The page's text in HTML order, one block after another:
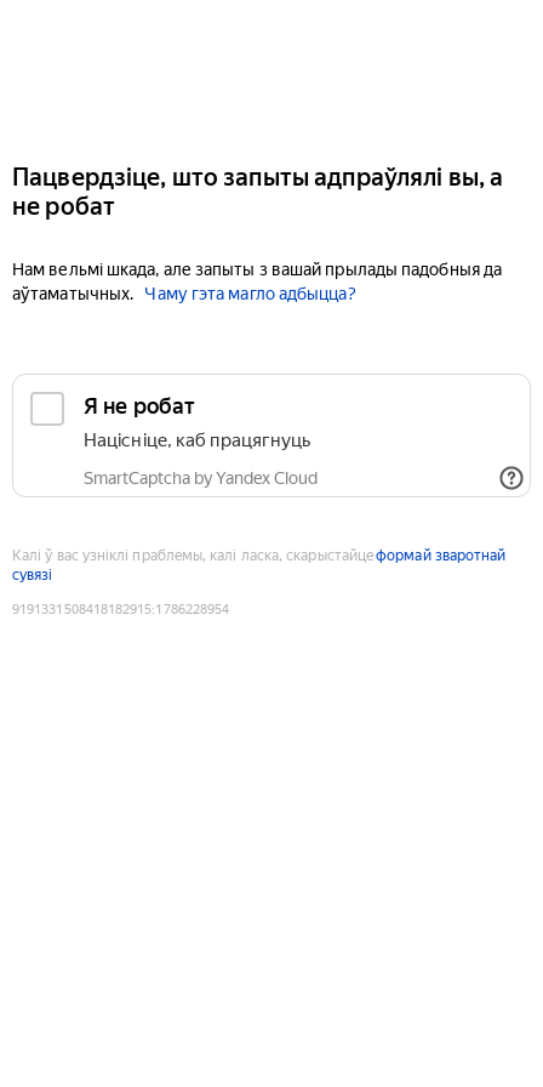
Пацвердзіце, што запыты адпраўлялі вы, а
не робат
Нам вельмі шкада, але запыты з вашай прылады падобныя да
аўтаматычных.
Чаму гэта магло адбыцца?
Я не робат
Націсніце, каб працягнуць
SmartCaptcha by Yandex Cloud
Калі ў вас узніклі праблемы, калі ласка, скарыстайцеформай зваротнай
сувязі
9191331508418182915:1786228954